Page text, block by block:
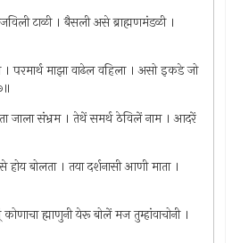
टाळी । बैसली असे ब्राह्मणमंडळी ।
परमार्थ माझा वाढेल वहिला । असो इकडे जो
जाला संभ्रम । तेथें समर्थ ठेविलें नाम । आदरें
बोलता । तया दर्शनासी आणी माता ।
ह्माणुनी येरू बोलें मज तुम्हांवाचोनी ।